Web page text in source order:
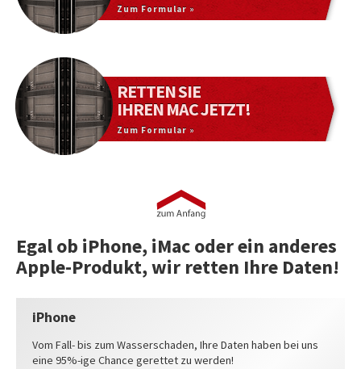
Zum Formular »
RETTEN SIE
IHREN MAC JETZT!
Zum Formular »
Egal ob iPhone, iMac oder ein anderes
Apple-Produkt, wir retten Ihre Daten!
iPhone
Vom Fall- bis zum Wasserschaden, Ihre Daten haben bei uns
eine 95%-ige Chance gerettet zu werden!